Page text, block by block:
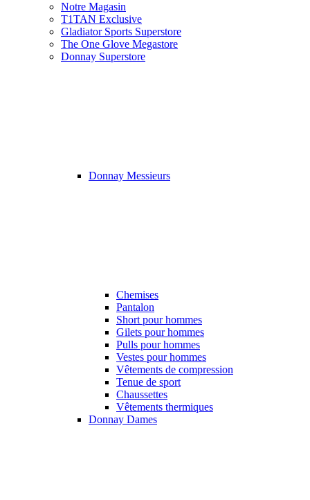
Notre Magasin
T1TAN Exclusive
Gladiator Sports Superstore
The One Glove Megastore
Donnay Superstore
Donnay Messieurs
Chemises
Pantalon
Short pour hommes
Gilets pour hommes
Pulls pour hommes
Vestes pour hommes
Vêtements de compression
Tenue de sport
Chaussettes
Vêtements thermiques
Donnay Dames